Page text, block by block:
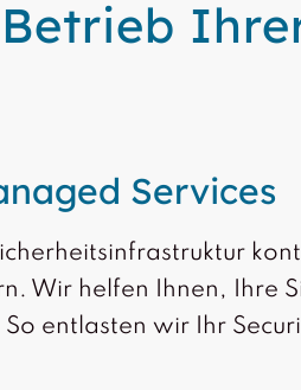
Services
Wir helfen Ihnen, Ihre
entlasten wir Ihr